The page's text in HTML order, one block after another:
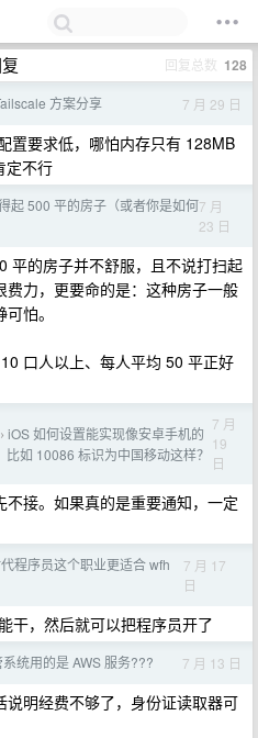
回复总数 128
方案分享 7 月 29 日
置要求低，哪怕内存只有 128MB
定不行
起 500 平的房子（或者你是如何7 月
23 日
平的房子并不舒服，且不说打扫起
力，更要命的是：这种房子一般
怕。
口人以上、每人平均 50 平正好
› iOS 如何设置能实现像安卓手机的
如 10086 标识为中国移动这样？
7 月
19
日
接。如果真的是重要通知，一定
程序员这个职业更适合 wfh
7 月 17
日
干，然后就可以把程序员开了
系统用的是 AWS 服务??? 7 月 13 日
明经费不够了，身份证读取器可